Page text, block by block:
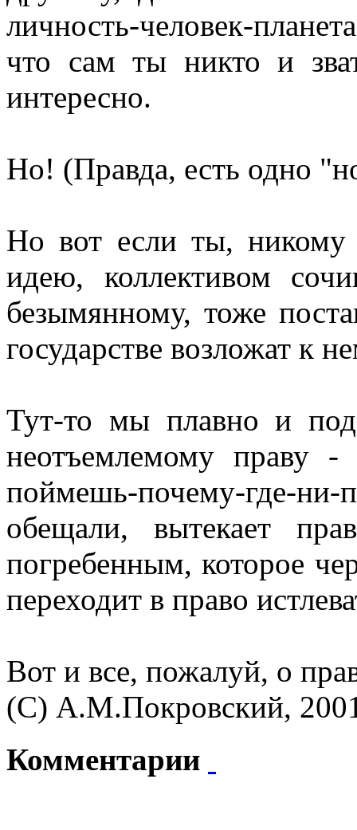
личность-человек-
что сам ты никто и
интересно.
Но! (Правда, есть одно
Но вот если ты,
идею, коллективом
безымянному, тоже
государстве возложат к
Тут-то мы плавно и
неотъемлемому праву -
поймешь-почему-где-ни-
обещали, вытекает
погребенным, которое
переходит в право
Вот и все, пожалуй, о
(С) А.М.Покровский,
Комментарии